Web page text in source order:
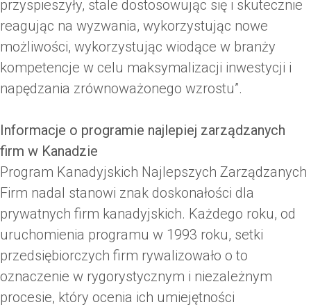
przyspieszyły, stale dostosowując się i skutecznie
reagując na wyzwania, wykorzystując nowe
możliwości, wykorzystując wiodące w branży
kompetencje w celu maksymalizacji inwestycji i
napędzania zrównoważonego wzrostu”.
Informacje o programie najlepiej zarządzanych
firm w Kanadzie
Program Kanadyjskich Najlepszych Zarządzanych
Firm nadal stanowi znak doskonałości dla
prywatnych firm kanadyjskich. Każdego roku, od
uruchomienia programu w 1993 roku, setki
przedsiębiorczych firm rywalizowało o to
oznaczenie w rygorystycznym i niezależnym
procesie, który ocenia ich umiejętności